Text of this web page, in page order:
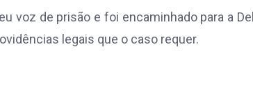
voz de prisão e foi encaminhado para a
legais que o caso requer.